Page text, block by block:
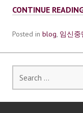
CONTINUE
Posted in blog 임신중
for: